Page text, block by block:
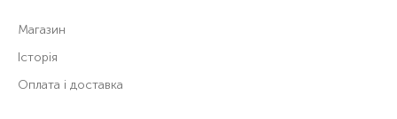
Магазин
Історія
Оплата і доставка